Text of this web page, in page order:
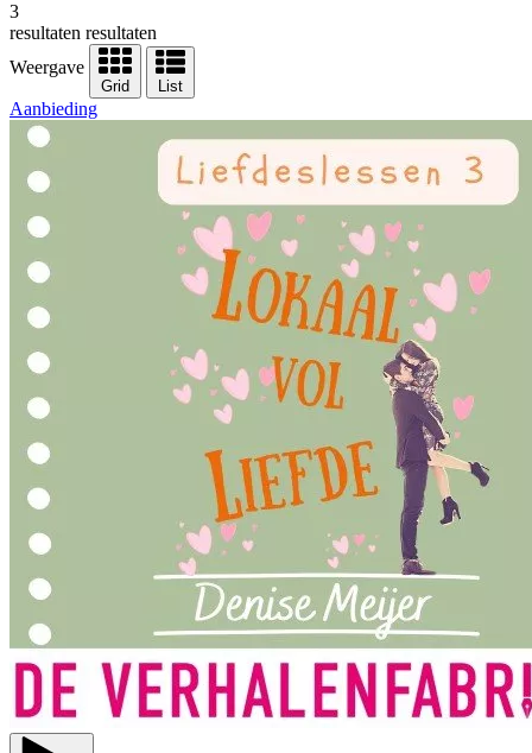
3
resultaten resultaten
Weergave
Grid List
Aanbieding